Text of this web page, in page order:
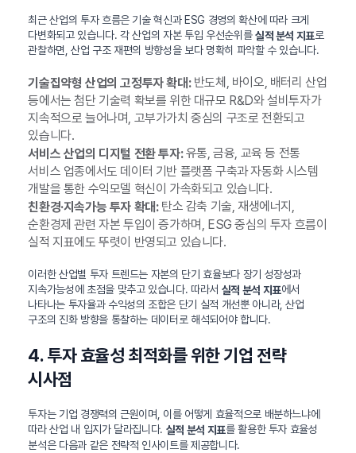
최근 산업의 투자 흐름은 기술 혁신과 ESG 경영의 확산에 따라 크게
다변화되고 있습니다. 각 산업의 자본 투입 우선순위를실적 분석 지표로
관찰하면, 산업 구조 재편의 방향성을 보다 명확히 파악할 수 있습니다.
기술집약형 산업의 고정투자 확대:반도체, 바이오, 배터리 산업
등에서는 첨단 기술력 확보를 위한 대규모 R&D와 설비투자가
지속적으로 늘어나며, 고부가가치 중심의 구조로 전환되고
있습니다.
서비스 산업의 디지털 전환 투자:유통, 금융, 교육 등 전통
서비스 업종에서도 데이터 기반 플랫폼 구축과 자동화 시스템
개발을 통한 수익모델 혁신이 가속화되고 있습니다.
친환경·지속가능 투자 확대:탄소 감축 기술, 재생에너지,
순환경제 관련 자본 투입이 증가하며, ESG 중심의 투자 흐름이
실적 지표에도 뚜렷이 반영되고 있습니다.
이러한 산업별 투자 트렌드는 자본의 단기 효율보다 장기 성장성과
지속가능성에 초점을 맞추고 있습니다. 따라서 실적 분석 지표에서
나타나는 투자율과 수익성의 조합은 단기 실적 개선뿐 아니라, 산업
구조의 진화 방향을 통찰하는 데이터로 해석되어야 합니다.
4. 투자 효율성 최적화를 위한 기업 전략
시사점
투자는 기업 경쟁력의 근원이며, 이를 어떻게 효율적으로 배분하느냐에
따라 산업 내 입지가 달라집니다. 실적 분석 지표를 활용한 투자 효율성
분석은 다음과 같은 전략적 인사이트를 제공합니다.